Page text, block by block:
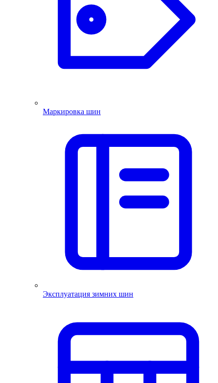
Маркировка шин
Эксплуатация зимних шин